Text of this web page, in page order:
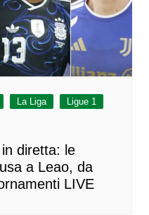
La Liga
Ligue 1
diretta: le
a Leao, da
LIVE